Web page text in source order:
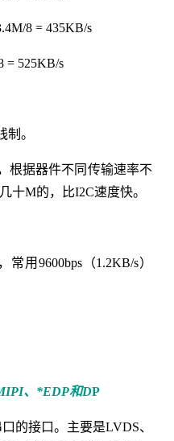
8 = 435KB/s
= 525KB/s
。
根据器件不同传输速率不
十M的，比I2C速度快。
用9600bps（1.2KB/s）
、*EDP和DP
的接口。主要是LVDS、